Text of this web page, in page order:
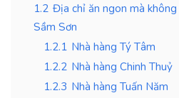
1.2 Địa chỉ ăn ngon mà
Sầm Sơn
1.2.1 Nhà hàng Tý Tâm
1.2.2 Nhà hàng Chinh Thuỷ
1.2.3 Nhà hàng Tuấn Năm